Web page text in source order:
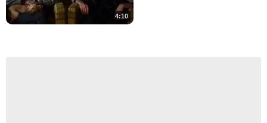
4:10